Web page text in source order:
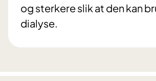
og sterkere slik at den kan
dialyse.